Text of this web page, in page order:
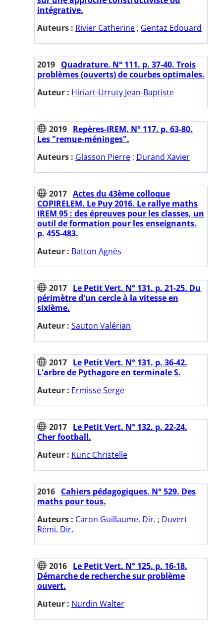
intégrative.
Auteurs : Rivier Catherine ; Gentaz Edouard
2019 Quadrature. N° 111. p. 37-40. Trois
problèmes (ouverts) de courbes optimales.
Auteur : Hiriart-Urruty Jean-Baptiste
2019 Repères-IREM. N° 117. p. 63-80.
Les "remue-méninges".
Auteurs : Glasson Pierre ; Durand Xavier
2017 Actes du 43ème colloque
COPIRELEM. Le Puy 2016. Le rallye maths
IREM 95 : des épreuves pour les classes, un
outil de formation pour les enseignants.
p. 455-483.
Auteur : Batton Agnès
2017 Le Petit Vert. N° 131. p. 21-25. Du
périmètre d'un cercle à la vitesse en
sixième.
Auteur : Sauton Valérian
2017 Le Petit Vert. N° 131. p. 36-42.
L'arbre de Pythagore en terminale S.
Auteur : Ermisse Serge
2017 Le Petit Vert. N° 132. p. 22-24.
Cher football.
Auteur : Kunc Christelle
2016 Cahiers pédagogiques. N° 529. Des
maths pour tous.
Auteurs : Caron Guillaume. Dir. ; Duvert
Rémi. Dir.
2016 Le Petit Vert. N° 125. p. 16-18.
Démarche de recherche sur problème
ouvert.
Auteur : Nurdin Walter